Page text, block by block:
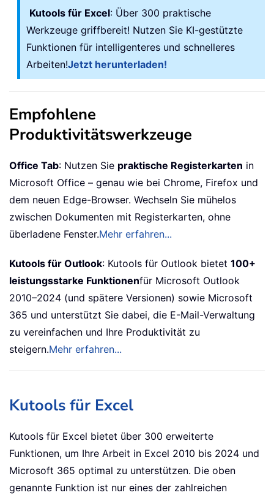
Kutools für Excel: Über 300 praktische
Werkzeuge griffbereit! Nutzen Sie KI-gestützte
Funktionen für intelligenteres und schnelleres
Arbeiten!Jetzt herunterladen!
Empfohlene
Produktivitätswerkzeuge
Office Tab: Nutzen Sie praktische Registerkarten in
Microsoft Office – genau wie bei Chrome, Firefox und
dem neuen Edge-Browser. Wechseln Sie mühelos
zwischen Dokumenten mit Registerkarten, ohne
überladene Fenster.Mehr erfahren...
Kutools für Outlook: Kutools für Outlook bietet 100+
leistungsstarke Funktionenfür Microsoft Outlook
2010–2024 (und spätere Versionen) sowie Microsoft
365 und unterstützt Sie dabei, die E-Mail-Verwaltung
zu vereinfachen und Ihre Produktivität zu
steigern.Mehr erfahren...
Kutools für Excel
Kutools für Excel bietet über 300 erweiterte
Funktionen, um Ihre Arbeit in Excel 2010 bis 2024 und
Microsoft 365 optimal zu unterstützen. Die oben
genannte Funktion ist nur eines der zahlreichen